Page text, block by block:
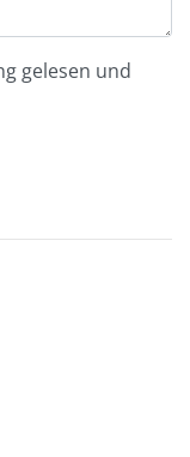
gelesen und